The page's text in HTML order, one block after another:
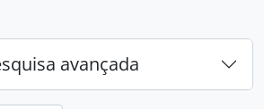
avançada